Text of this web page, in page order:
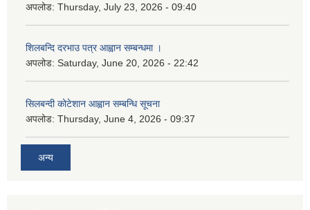
अपलोड: Thursday, July 23, 2026 - 09:40
शिलबन्दि दरभाउ पत्र आह्वान सम्बन्धमा ।
अपलोड: Saturday, June 20, 2026 - 22:42
सिलबन्दी कोटेशान आह्वान सम्बन्धि सूचना
अपलोड: Thursday, June 4, 2026 - 09:37
अन्य